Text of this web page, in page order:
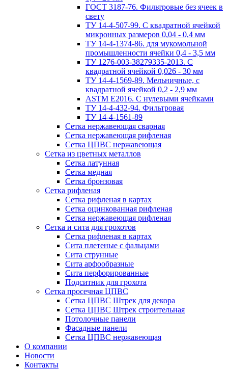
ГОСТ 3187-76. Фильтровые без ячеек в
свету
ТУ 14-4-507-99. C квадратной ячейкой
микронных размеров 0,04 - 0,4 мм
ТУ 14-4-1374-86. для мукомольной
промышленности ячейки 0,4 - 3,5 мм
ТУ 1276-003-38279335-2013. С
квадратной ячейкой 0,026 - 30 мм
ТУ 14-4-1569-89. Мельничные, с
квадратной ячейкой 0,2 - 2,9 мм
ASTM E2016. С нулевыми ячейками
ТУ 14-4-432-94. Фильтровая
ТУ 14-4-1561-89
Сетка нержавеющая сварная
Сетка нержавеющая рифленая
Сетка ЦПВС нержавеющая
Сетка из цветных металлов
Сетка латунная
Сетка медная
Сетка бронзовая
Сетка рифленая
Сетка рифленая в картах
Сетка оцинкованная рифленая
Сетка нержавеющая рифленая
Сетка и сита для грохотов
Сетка рифленая в картах
Сита плетеные с фальцами
Сита струнные
Сита арфообразные
Сита перфорированные
Подситник для грохота
Сетка просечная ЦПВС
Сетка ЦПВС Штрек для декора
Сетка ЦПВС Штрек строительная
Потолочные панели
Фасадные панели
Сетка ЦПВС нержавеющая
О компании
Новости
Контакты